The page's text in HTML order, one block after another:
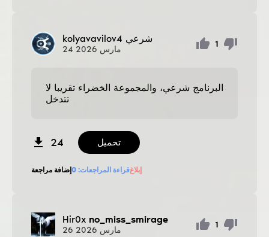
kolyavavilov4 شرعي
24 مارس
1
البرنامج شرعي، والمجموعة الخضراء تقريبا لا
تتدخل
24 تحميل
إضافة مراجعة قراءة المراجعات: 0 إبلاغ
Hir0x no_miss_smirage
26 مارس
1